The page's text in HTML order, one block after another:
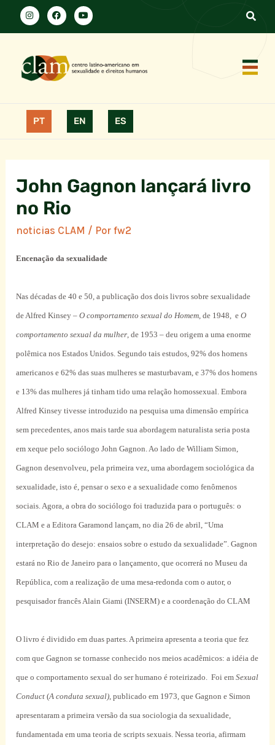
PT EN ES
John Gagnon lançará livro
no Rio
noticias CLAM / Porfw2
Encenação da sexualidade
Nas décadas de 40 e 50, a publicação dos dois livros sobre sexualidade
de Alfred Kinsey –Ocomportamento sexual do Homem, de 1948, eO
comportamento sexual da mulher, de 1953 – deuorigem a uma enorme
polêmica nos Estados Unidos. Segundo tais estudos, 92% dos homens
americanos e 62% das suas mulheres se masturbavam, e 37% dos homens
e 13% das mulheres já tinham tido uma relação homossexual.Embora
Alfred Kinsey tivesse introduzido na pesquisa uma dimensão empírica
sem precedentes, anos mais tarde sua abordagem naturalista seria posta
em xeque pelo sociólogo John Gagnon. Ao lado de William Simon,
Gagnon desenvolveu, pela primeira vez, uma abordagem sociológica da
sexualidade, isto é, pensar o sexo e a sexualidade como fenômenos
sociais. Agora, a obra do sociólogo foi traduzida para o português: o
CLAM e a Editora Garamond lançam, no dia 26 de abril, “Uma
interpretação do desejo: ensaios sobre o estudo da sexualidade”. Gagnon
estará no Rio de Janeiro para o lançamento, que ocorrerá no Museu da
República, com a realização de uma mesa-redonda com o autor, o
pesquisador francês Alain Giami (INSERM) e a coordenação do CLAM
O livro é dividido em duas partes. A primeira apresenta a teoria que fez
com que Gagnon se tornasse conhecido nos meios acadêmicos: a idéia de
que o comportamento sexual do ser humano é roteirizado. Foi emSexual
Conduct (A conduta sexual), publicado em 1973, que Gagnon e Simon
apresentaram a primeira versão da sua sociologia da sexualidade,
fundamentada em uma teoria de scripts sexuais. Nessa teoria, afirmam